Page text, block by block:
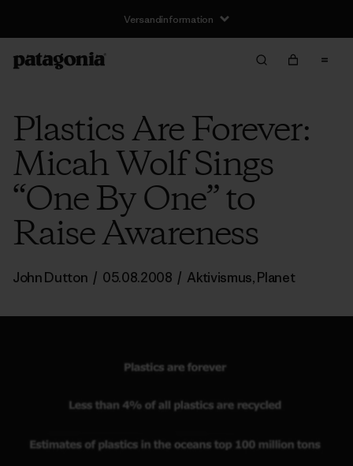
Versandinformation
Plastics Are Forever:
Micah Wolf Sings
“One By One” to
Raise Awareness
John Dutton / 05.08.2008 / Aktivismus,Planet